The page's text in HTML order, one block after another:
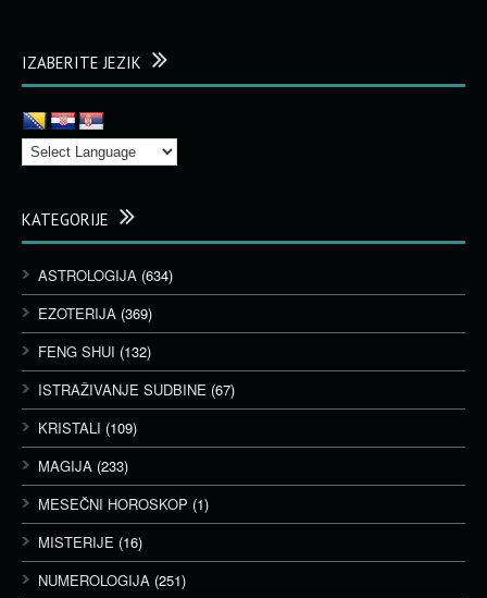
IZABERITE JEZIK
KATEGORIJE
ASTROLOGIJA (634)
EZOTERIJA (369)
FENG SHUI (132)
ISTRAŽIVANJE SUDBINE (67)
KRISTALI (109)
MAGIJA (233)
MESEČNI HOROSKOP (1)
MISTERIJE (16)
NUMEROLOGIJA (251)